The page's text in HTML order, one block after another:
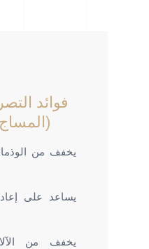
فوائد
يخفف من
يساعد على
يخفف من